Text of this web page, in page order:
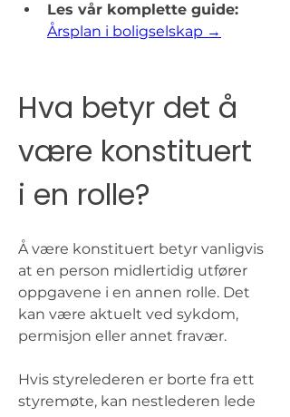
Les vår komplette guide:
Årsplan i boligselskap →
Hva betyr det å
være konstituert
i en rolle?
Å være konstituert betyr vanligvis
at en person midlertidig utfører
oppgavene i en annen rolle. Det
kan være aktuelt ved sykdom,
permisjon eller annet fravær.
Hvis styrelederen er borte fra ett
styremøte, kan nestlederen lede